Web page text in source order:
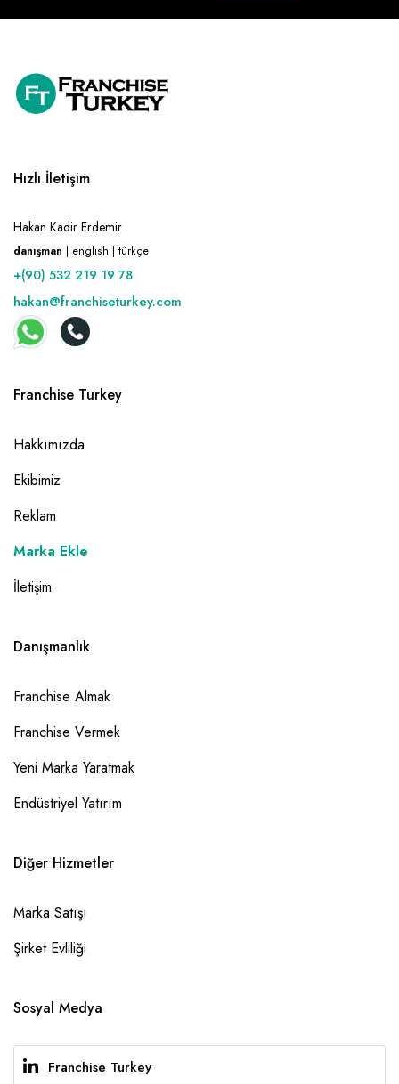
Hızlı İletişim
Hakan Kadir Erdemir
danışman | english | türkçe
+(90) 532 219 19 78
hakan@franchiseturkey.com
Franchise Turkey
Hakkımızda
Ekibimiz
Reklam
Marka Ekle
İletişim
Danışmanlık
Franchise Almak
Franchise Vermek
Yeni Marka Yaratmak
Endüstriyel Yatırım
Diğer Hizmetler
Marka Satışı
Şirket Evliliği
Sosyal Medya
Franchise Turkey